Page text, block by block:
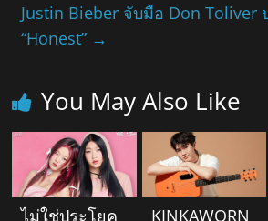
Justin Bieber จับมือ Don Toliver
“Honest” →
You May Also Like
ไม่ใช่ประโยค KINKAWORN